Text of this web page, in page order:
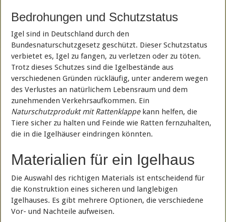
Bedrohungen und Schutzstatus
Igel sind in Deutschland durch den
Bundesnaturschutzgesetz geschützt. Dieser Schutzstatus
verbietet es, Igel zu fangen, zu verletzen oder zu töten.
Trotz dieses Schutzes sind die Igelbestände aus
verschiedenen Gründen rückläufig, unter anderem wegen
des Verlustes an natürlichem Lebensraum und dem
zunehmenden Verkehrsaufkommen. Ein
Naturschutzprodukt mit Rattenklappekann helfen, die
Tiere sicher zu halten und Feinde wie Ratten fernzuhalten,
die in die Igelhäuser eindringen könnten.
Materialien für ein Igelhaus
Die Auswahl des richtigen Materials ist entscheidend für
die Konstruktion eines sicheren und langlebigen
Igelhauses. Es gibt mehrere Optionen, die verschiedene
Vor- und Nachteile aufweisen.